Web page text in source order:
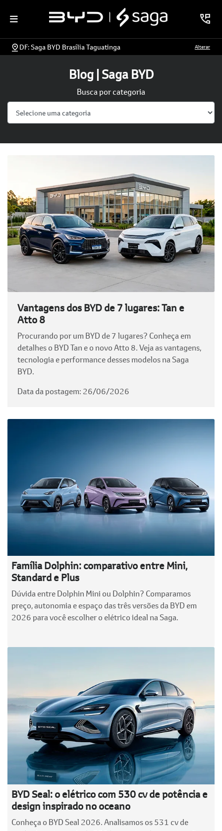
DF: Saga BYD Brasília Taguatinga Alterar
Blog | Saga BYD
Busca por categoria
Vantagens dos BYD de 7 lugares: Tan e
Atto 8
Procurando por um BYD de 7 lugares? Conheça em
detalhes o BYD Tan e o novo Atto 8. Veja as vantagens,
tecnologia e performance desses modelos na Saga
BYD.
Data da postagem: 26/06/2026
Família Dolphin: comparativo entre Mini,
Standard e Plus
Dúvida entre Dolphin Mini ou Dolphin? Comparamos
preço, autonomia e espaço das três versões da BYD em
2026 para você escolher o elétrico ideal na Saga.
BYD Seal: o elétrico com 530 cv de potência e
design inspirado no oceano
Conheça o BYD Seal 2026. Analisamos os 531 cv de